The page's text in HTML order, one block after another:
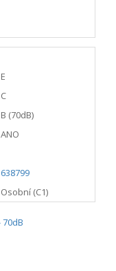
E
C
B (70dB)
ANO
638799
Osobní (C1)